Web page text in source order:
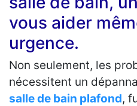
vous aider
urgence.
Non seulement, les
nécessitent un
salle de bain plafond,